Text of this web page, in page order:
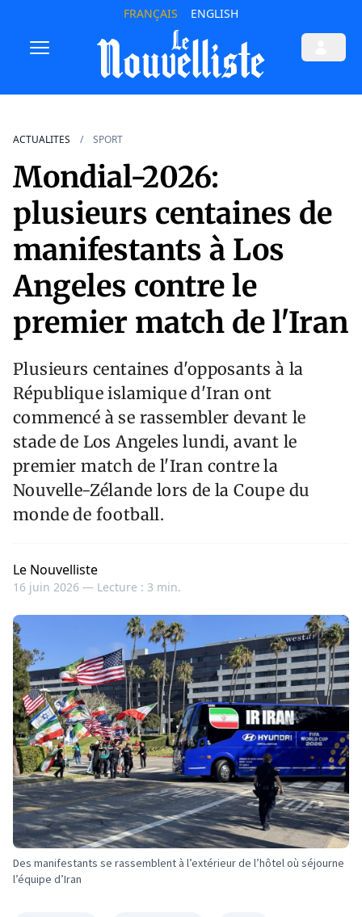
FRANÇAIS ENGLISH
ACTUALITES SPORT
Mondial-2026:
plusieurs centaines de
manifestants à Los
Angeles contre le
premier match de l'Iran
Plusieurs centaines d'opposants à la
République islamique d'Iran ont
commencé à se rassembler devant le
stade de Los Angeles lundi, avant le
premier match de l'Iran contre la
Nouvelle-Zélande lors de la Coupe du
monde de football.
Le Nouvelliste
16 juin 2026 — Lecture : 3 min.
Des manifestants se rassemblent à l’extérieur de l’hôtel où séjourne
l’équipe d’Iran